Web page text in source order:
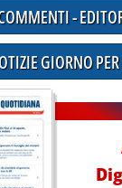
con l'elenco
-
GIORNO